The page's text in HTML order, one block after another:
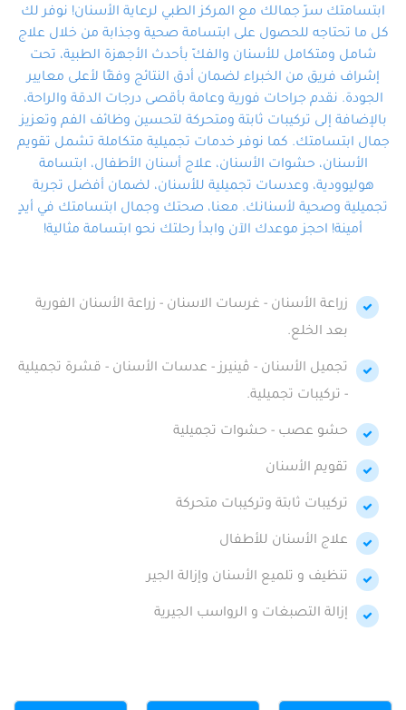
المتخصص ذوي الخبرة، ستجد نفسك
في أيد أمينة تلبي احتياجاتك بكل
احترافية ودقة.
ابتسامتك سرّ جمالك مع المركز الطبي لرعاية الأسنان! نوفر لك
كل ما تحتاجه للحصول على ابتسامة صحية وجذابة من خلال علاج
شامل ومتكامل للأسنان والفكّ بأحدث الأجهزة الطبية، تحت
إشراف فريق من الخبراء لضمان أدق النتائج وفقًا لأعلى معايير
الجودة. نقدم جراحات فورية وعامة بأقصى درجات الدقة والراحة،
بالإضافة إلى تركيبات ثابتة ومتحركة لتحسين وظائف الفم وتعزيز
جمال ابتسامتك. كما نوفر خدمات تجميلية متكاملة تشمل تقويم
الأسنان، حشوات الأسنان، علاج أسنان الأطفال، ابتسامة
هوليوودية، وعدسات تجميلية للأسنان، لضمان أفضل تجربة
تجميلية وصحية لأسنانك. معنا، صحتك وجمال ابتسامتك في أيدٍ
أمينة! احجز موعدك الآن وابدأ رحلتك نحو ابتسامة مثالية!
زراعة الأسنان - غرسات الاسنان - زراعة الأسنان الفورية
بعد الخلع.
تجميل الأسنان - ڤينيرز - عدسات الأسنان - قشرة تجميلية
- تركيبات تجميلية.
حشو عصب - حشوات تجميلية
تقويم الأسنان
تركيبات ثابتة وتركيبات متحركة
علاج الأسنان للأطفال
تنظيف و تلميع الأسنان وإزالة الجير
إزالة التصبغات و الرواسب الجيرية